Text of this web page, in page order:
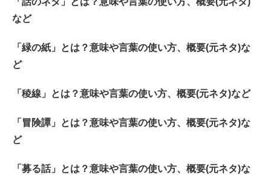
など
「緑の紙」とは？意味や言葉の使い方、概要(元ネタ)な
ど
「稜線」とは？意味や言葉の使い方、概要(元ネタ)など
「冒険譚」とは？意味や言葉の使い方、概要(元ネタ)な
ど
「募る話」とは？意味や言葉の使い方、概要(元ネタ)な